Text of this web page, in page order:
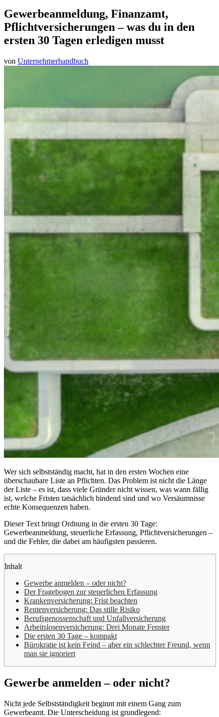
Gewerbeanmeldung, Finanzamt,
Pflichtversicherungen – was du in den
ersten 30 Tagen erledigen musst
von Unternehmerhandbuch
Wer sich selbstständig macht, hat in den ersten Wochen eine
überschaubare Liste an Pflichten. Das Problem ist nicht die Länge
der Liste – es ist, dass viele Gründer nicht wissen, was wann fällig
ist, welche Fristen tatsächlich bindend sind und wo Versäumnisse
echte Konsequenzen haben.
Dieser Text bringt Ordnung in die ersten 30 Tage:
Gewerbeanmeldung, steuerliche Erfassung, Pflichtversicherungen –
und die Fehler, die dabei am häufigsten passieren.
Inhalt
Gewerbe anmelden – oder nicht?
Der Fragebogen zur steuerlichen Erfassung
Krankenversicherung: Frist beachten
Rentenversicherung: Das stille Risiko
Berufsgenossenschaft und Unfallversicherung
Arbeitslosenversicherung: Drei Monate Fenster
Die ersten 30 Tage – kompakt
Bürokratie ist kein Feind – aber ein schlechter Freund, wenn
man sie ignoriert
Gewerbe anmelden – oder nicht?
Nicht jede Selbstständigkeit beginnt mit einem Gang zum
Gewerbeamt. Die Unterscheidung ist grundlegend: